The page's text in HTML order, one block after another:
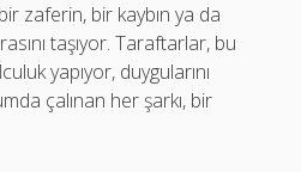
zaferin, bir kaybın ya da
taşıyor. Taraftarlar, bu
yapıyor, duygularını
çalınan her şarkı, bir